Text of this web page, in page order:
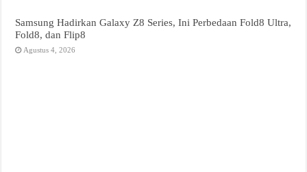
Samsung Hadirkan Galaxy Z8 Series, Ini Perbedaan Fold8 Ultra,
Fold8, dan Flip8
Agustus 4, 2026